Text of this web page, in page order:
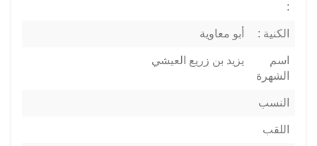
:
الكنية : أبو معاوية
اسم
الشهرة
يزيد بن زريع العيشي
النسب
اللقب